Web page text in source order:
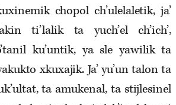
chopol ch’ulelaletik, ja’
ti’lalik ta yuch’el ch’ich’,
ku’untik, ya sle yawilik ta
xkuxajik. Ja’ yu’un talon ta
ta amukenal, ta stijlesinel